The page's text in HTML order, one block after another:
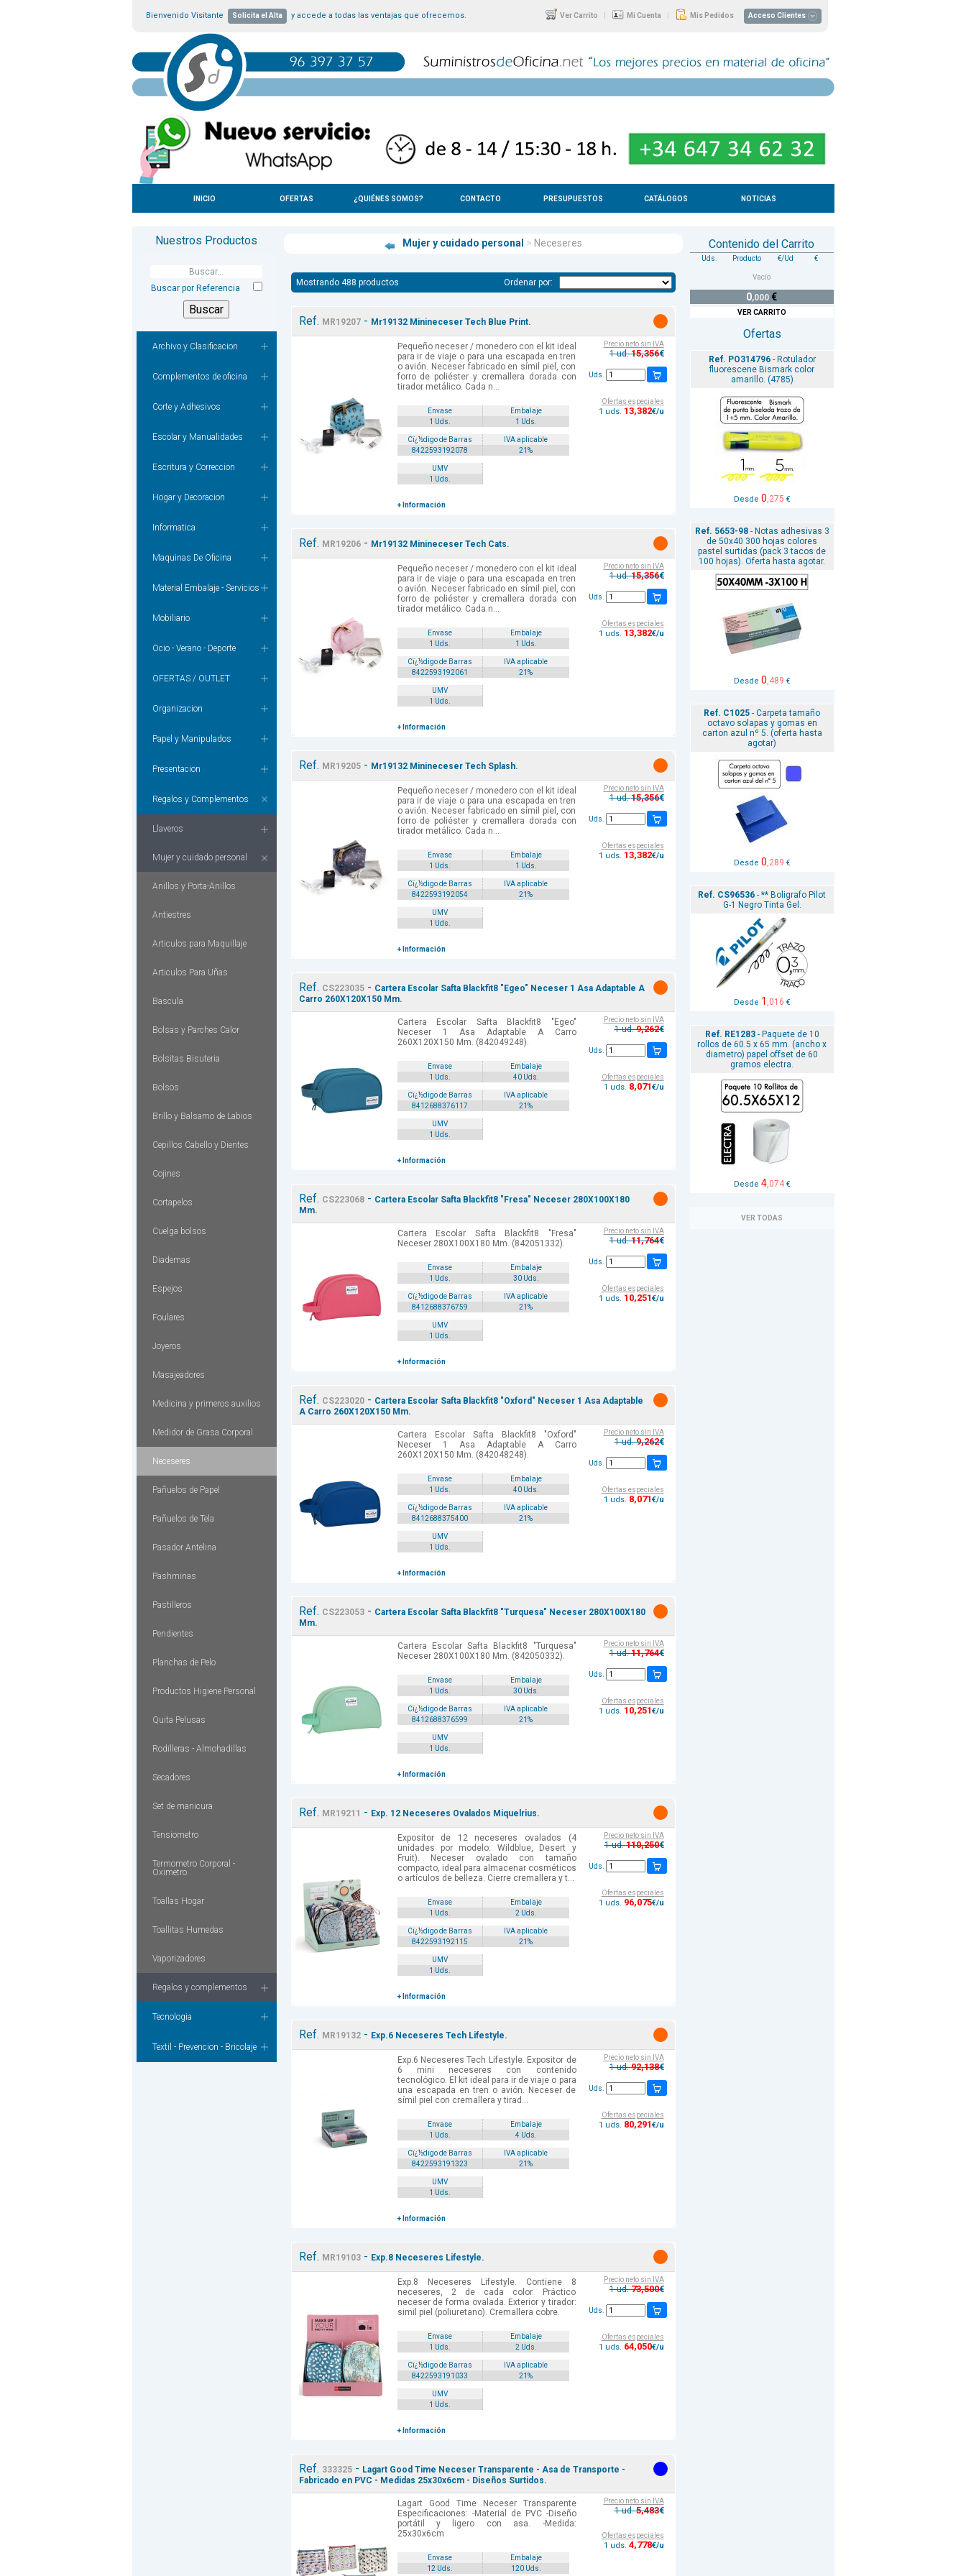
Bienvenido Visitante Solicita el Alta y accede a todas las ventajas que ofrecemos. Ver Carrito | Mi Cuenta | Mis Pedidos Acceso Clientes
INICIO OFERTAS ¿QUIÉNES SOMOS? CONTACTO PRESUPUESTOS CATÁLOGOS NOTICIAS
Nuestros Productos
Buscar por Referencia
Archivo y Clasificacion
Complementos de oficina
Corte y Adhesivos
Escolar y Manualidades
Escritura y Correccion
Hogar y Decoracion
Informatica
Maquinas De Oficina
Material Embalaje - Servicios
Mobiliario
Ocio - Verano - Deporte
OFERTAS / OUTLET
Organizacion
Papel y Manipulados
Presentacion
Regalos y Complementos
Llaveros
Mujer y cuidado personal
Anillos y Porta-Anillos
Antiestres
Articulos para Maquillaje
Articulos Para Uñas
Bascula
Bolsas y Parches Calor
Bolsitas Bisuteria
Bolsos
Brillo y Balsamo de Labios
Cepillos Cabello y Dientes
Cojines
Cortapelos
Cuelga bolsos
Diademas
Espejos
Foulares
Joyeros
Masajeadores
Medicina y primeros auxilios
Medidor de Grasa Corporal
Neceseres
Pañuelos de Papel
Pañuelos de Tela
Pasador Antelina
Pashminas
Pastilleros
Pendientes
Planchas de Pelo
Productos Higiene Personal
Quita Pelusas
Rodilleras - Almohadillas
Secadores
Set de manicura
Tensiometro
Termometro Corporal -
Oximetro
Toallas Hogar
Toallitas Humedas
Vaporizadores
Regalos y complementos
Tecnologia
Textil - Prevencion - Bricolaje
Mujer y cuidado personal > Neceseres
Mostrando 488 productos Ordenar por:
Ref. MR19207- Mr19132 Minineceser Tech Blue Print.
Pequeño neceser / monedero con el kit ideal
para ir de viaje o para una escapada en tren
o avión. Neceser fabricado en símil piel, con
forro de poliéster y cremallera dorada con
tirador metálico. Cada n...
Envase
Embalaje
1 Uds.
1 Uds.
Cï¿½digo de Barras
IVA aplicable
8422593192078
21%
UMV
1 Uds.
+ Información
Precio neto sin IVA
1 ud.15,356€
Uds.
Ofertas especiales
1 uds. 13,382€/u
Ref. MR19206- Mr19132 Minineceser Tech Cats.
Pequeño neceser / monedero con el kit ideal
para ir de viaje o para una escapada en tren
o avión. Neceser fabricado en símil piel, con
forro de poliéster y cremallera dorada con
tirador metálico. Cada n...
Envase
Embalaje
1 Uds.
1 Uds.
Cï¿½digo de Barras
IVA aplicable
8422593192061
21%
UMV
1 Uds.
+ Información
Precio neto sin IVA
1 ud.15,356€
Uds.
Ofertas especiales
1 uds. 13,382€/u
Ref. MR19205- Mr19132 Minineceser Tech Splash.
Pequeño neceser / monedero con el kit ideal
para ir de viaje o para una escapada en tren
o avión. Neceser fabricado en símil piel, con
forro de poliéster y cremallera dorada con
tirador metálico. Cada n...
Envase
Embalaje
1 Uds.
1 Uds.
Cï¿½digo de Barras
IVA aplicable
8422593192054
21%
UMV
1 Uds.
+ Información
Precio neto sin IVA
1 ud.15,356€
Uds.
Ofertas especiales
1 uds. 13,382€/u
Ref. CS223035- Cartera Escolar Safta Blackfit8 "Egeo" Neceser 1 Asa Adaptable A
Carro 260X120X150 Mm.
Cartera Escolar Safta Blackfit8 "Egeo"
Neceser 1 Asa Adaptable A Carro
260X120X150 Mm. (842049248).
Envase
Embalaje
1 Uds.
40 Uds.
Cï¿½digo de Barras
IVA aplicable
8412688376117
21%
UMV
1 Uds.
+ Información
Precio neto sin IVA
1 ud.9,262€
Uds.
Ofertas especiales
1 uds. 8,071€/u
Ref. CS223068- Cartera Escolar Safta Blackfit8 "Fresa" Neceser 280X100X180
Mm.
Cartera Escolar Safta Blackfit8 "Fresa"
Neceser 280X100X180 Mm. (842051332).
Envase
Embalaje
1 Uds.
30 Uds.
Cï¿½digo de Barras
IVA aplicable
8412688376759
21%
UMV
1 Uds.
+ Información
Precio neto sin IVA
1 ud.11,764€
Uds.
Ofertas especiales
1 uds. 10,251€/u
Ref. CS223020- Cartera Escolar Safta Blackfit8 "Oxford" Neceser 1 Asa Adaptable
A Carro 260X120X150 Mm.
Cartera Escolar Safta Blackfit8 "Oxford"
Neceser 1 Asa Adaptable A Carro
260X120X150 Mm. (842048248).
Envase
Embalaje
1 Uds.
40 Uds.
Cï¿½digo de Barras
IVA aplicable
8412688375400
21%
UMV
1 Uds.
+ Información
Precio neto sin IVA
1 ud.9,262€
Uds.
Ofertas especiales
1 uds. 8,071€/u
Ref. CS223053- Cartera Escolar Safta Blackfit8 "Turquesa" Neceser 280X100X180
Mm.
Cartera Escolar Safta Blackfit8 "Turquesa"
Neceser 280X100X180 Mm. (842050332).
Envase
Embalaje
1 Uds.
30 Uds.
Cï¿½digo de Barras
IVA aplicable
8412688376599
21%
UMV
1 Uds.
+ Información
Precio neto sin IVA
1 ud.11,764€
Uds.
Ofertas especiales
1 uds. 10,251€/u
Ref. MR19211 - Exp. 12 Neceseres Ovalados Miquelrius.
Expositor de 12 neceseres ovalados (4
unidades por modelo: Wildblue, Desert y
Fruit). Neceser ovalado con tamaño
compacto, ideal para almacenar cosméticos
o artículos de belleza. Cierre cremallera y t...
Envase
Embalaje
1 Uds.
2 Uds.
Cï¿½digo de Barras
IVA aplicable
8422593192115
21%
UMV
1 Uds.
+ Información
Precio neto sin IVA
1 ud.110,250€
Uds.
Ofertas especiales
1 uds. 96,075€/u
Ref. MR19132- Exp.6 Neceseres Tech Lifestyle.
Exp.6 Neceseres Tech Lifestyle. Expositor de
6 mini neceseres con contenido
tecnológico. El kit ideal para ir de viaje o para
una escapada en tren o avión. Neceser de
símil piel con cremallera y tirad...
Envase
Embalaje
1 Uds.
4 Uds.
Cï¿½digo de Barras
IVA aplicable
8422593191323
21%
UMV
1 Uds.
+ Información
Precio neto sin IVA
1 ud.92,138€
Uds.
Ofertas especiales
1 uds. 80,291€/u
Ref. MR19103- Exp.8 Neceseres Lifestyle.
Exp.8 Neceseres Lifestyle. Contiene 8
neceseres, 2 de cada color. Práctico
neceser de forma ovalada. Exterior y tirador:
simil piel (poliuretano). Cremallera cobre.
Envase
Embalaje
1 Uds.
2 Uds.
Cï¿½digo de Barras
IVA aplicable
8422593191033
21%
UMV
1 Uds.
+ Información
Precio neto sin IVA
1 ud.73,500€
Uds.
Ofertas especiales
1 uds. 64,050€/u
Ref. 333325- Lagart Good Time Neceser Transparente - Asa de Transporte -
Fabricado en PVC - Medidas 25x30x6cm - Diseños Surtidos.
Lagart Good Time Neceser Transparente
Especificaciones: -Material de PVC -Diseño
portátil y ligero con asa. -Medida:
25x30x6cm
Envase
Embalaje
12 Uds.
120 Uds.
Precio neto sin IVA
1 ud.5,483€
Ofertas especiales
1 uds. 4,778€/u
Contenido del Carrito
Uds. Producto €/Ud €
Vacío
0,000 €
VER CARRITO
Ofertas
Ref. PO314796- Rotulador
fluorescene Bismark color
amarillo. (4785)
Desde 0,275 €
Ref. 5653-98- Notas adhesivas 3
de 50x40 300 hojas colores
pastel surtidas (pack 3 tacos de
100 hojas). Oferta hasta agotar.
Desde 0,489 €
Ref. C1025 - Carpeta tamaño
octavo solapas y gomas en
carton azul nº 5. (oferta hasta
agotar)
Desde 0,289 €
Ref. CS96536 - ** Boligrafo Pilot
G-1 Negro Tinta Gel.
Desde 1 ,016 €
Ref. RE1283- Paquete de 10
rollos de 60.5 x 65 mm. (ancho x
diametro) papel offset de 60
gramos electra.
Desde 4,074€
VER TODAS